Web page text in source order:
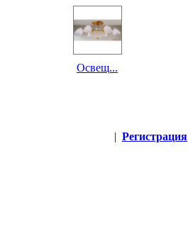
Освещ...
| Регистрация